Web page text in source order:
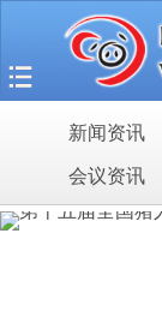
新闻资讯
会议资讯
首页
猪场之旅
新闻资讯
猪病动态